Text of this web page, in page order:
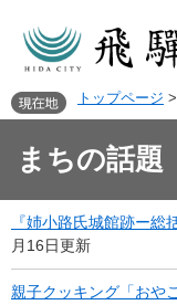
トップページ >
まちの話題
『姉小路氏城館跡ー総
月16日更新
親子クッキング「おや